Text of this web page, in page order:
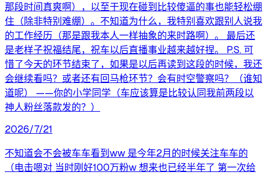
那段时间真爽啊），以至于现在碰到比较傻逼的事也能轻松绷
住（除非特别难绷）。不知道为什么，我特别喜欢跟别人说我
的工作经历（那是跟我本人一样抽象的来时路啊）。 最后还
是老样子祝福结尾，祝车以后直播事业越来越好捏。 P.S. 可
惜了今天的环节结束了，如果是以后再读到这段的时候，我还
会继续看吗？或者还有回马枪环节？会有时空警察吗？（谁知
道呢） ——你的小学同学（车应该算是比较认同我前两段以
神人粉丝落款发的？）
2026/7/21
不知道会不会被车车看到ww 是今年2月的时候关注车车的
（电击嗯对 当时刚好100万粉w 想来也已经半年了 第一次给